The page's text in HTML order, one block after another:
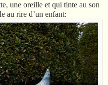
une oreille et qui tinte au son
au rire d’un enfant: